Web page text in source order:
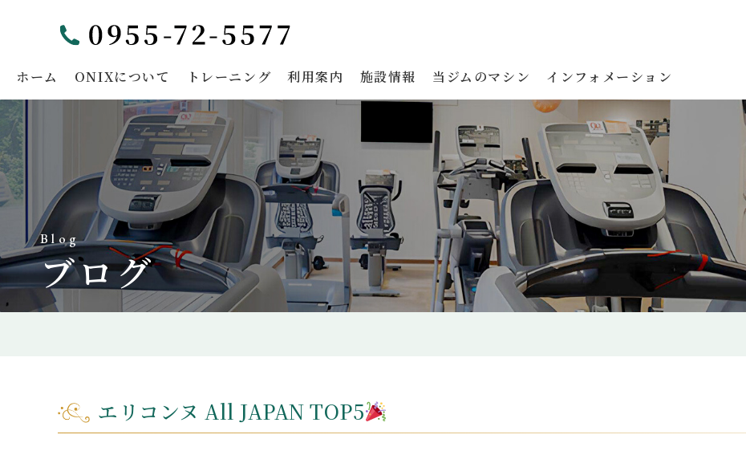
ホーム ONIXについて トレーニング 利用案内 施設情報 当ジムのマシン インフォメーション
Blog
ブログ
エリコンヌ All JAPAN TOP5